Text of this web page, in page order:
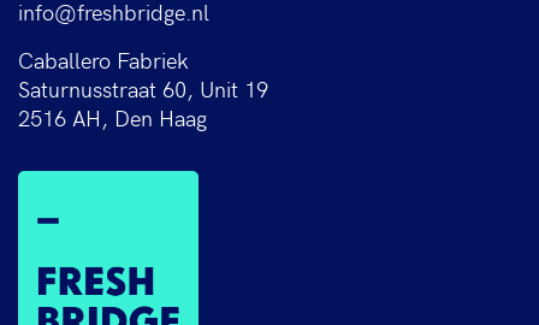
info@freshbridge.nl
Caballero Fabriek
Saturnusstraat 60, Unit 19
2516 AH, Den Haag